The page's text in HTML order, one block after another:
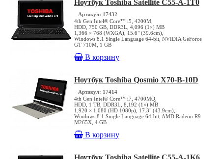
Ноутбук Toshiba Satellite C55-A-1T0
Артикул: 17432
4th Gen Intel® Core™ i5, 4200M,
HDD, 750 GB, DDR3L, 4,096 (1×) MB
1,366 × 768 (WXGA), 15.6" (39.6cm),
Windows 8.1 Single Language 64-bit, NVIDIA GeForce
GT 710M, 1 GB
В корзину
Ноутбук Toshiba Qosmio X70-B-10D
Артикул: 17414
4th Gen Intel® Core™ i7, 4700MQ,
HDD, 1 TB, DDR3L, 8,192 (1×) MB
1,920 × 1,080 (HD 1080p), 17.3" (43.9cm),
Windows 8.1 Single Language 64-bit, AMD Radeon R9
M265X, 4 GB
В корзину
Ноутбук Toshiba Satellite C55-A-1K6